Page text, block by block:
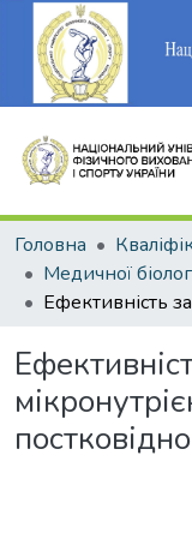
Головна